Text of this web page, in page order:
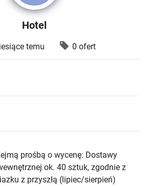
Hotel
temu 0 ofert
prośbą o wycenę: Dostawy
ok. 40 sztuk, zgodnie z
z przyszłą (lipiec/sierpień)